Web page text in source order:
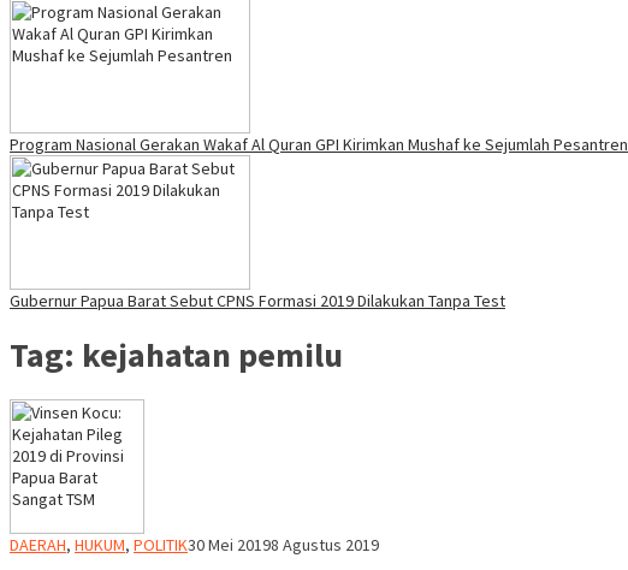
Program Nasional Gerakan Wakaf Al Quran GPI Kirimkan Mushaf ke Sejumlah Pesantren
Gubernur Papua Barat Sebut CPNS Formasi 2019 Dilakukan Tanpa Test
Tag: kejahatan pemilu
DAERAH, HUKUM, POLITIKREDAKSI
30 Mei 20198 Agustus 2019